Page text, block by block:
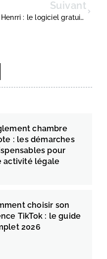
Suivant
Henrri : le logiciel gratuit est-il adapté pour la facturation électronique ?
chambre
: les démarches
pour
activité légale
choisir son
TikTok : le guide
2026